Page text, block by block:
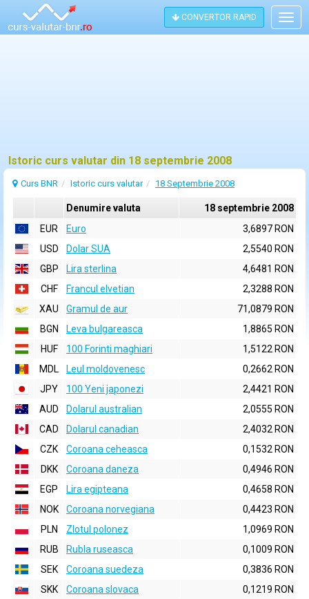
CONVERTOR RAPID
Istoric curs valutar din 18 septembrie 2008
Curs BNR Istoric curs valutar 18 Septembrie 2008
Denumire valuta
18 septembrie 2008
EUR
Euro
3,6897 RON
USD
Dolar SUA
2,5540 RON
GBP
Lira sterlina
4,6481 RON
CHF
Francul elvetian
2,3288 RON
XAU
Gramul de aur
71,0879 RON
BGN
Leva bulgareasca
1,8865 RON
HUF
100 Forinti maghiari
1,5122 RON
MDL
Leul moldovenesc
0,2662 RON
JPY
100 Yeni japonezi
2,4421 RON
AUD
Dolarul australian
2,0555 RON
CAD
Dolarul canadian
2,4032 RON
CZK
Coroana ceheasca
0,1532 RON
DKK
Coroana daneza
0,4946 RON
EGP
Lira egipteana
0,4658 RON
NOK
Coroana norvegiana
0,4423 RON
PLN
Zlotul polonez
1,0969 RON
RUB
Rubla ruseasca
0,1009 RON
SEK
Coroana suedeza
0,3836 RON
SKK
Coroana slovaca
0,1219 RON